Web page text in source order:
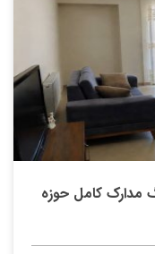
تک برگ مدارک کامل حوزه